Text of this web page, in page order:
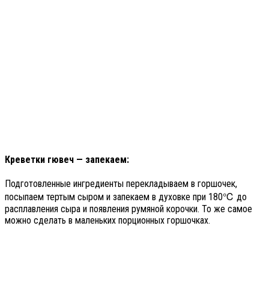
Креветки гювеч — запекаем:
Подготовленные ингредиенты перекладываем в горшочек,
посыпаем тертым сыром и запекаем в духовке при 180℃ до
расплавления сыра и появления румяной корочки. То же самое
можно сделать в маленьких порционных горшочках.